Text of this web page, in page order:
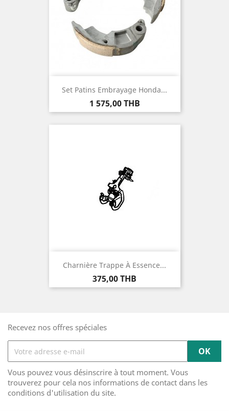
Set Patins Embrayage Honda...
Prix
1 575,00 THB
Charnière Trappe À Essence...
Prix
375,00 THB
Recevez nos offres spéciales
Vous pouvez vous désinscrire à tout moment. Vous
trouverez pour cela nos informations de contact dans les
conditions d'utilisation du site.